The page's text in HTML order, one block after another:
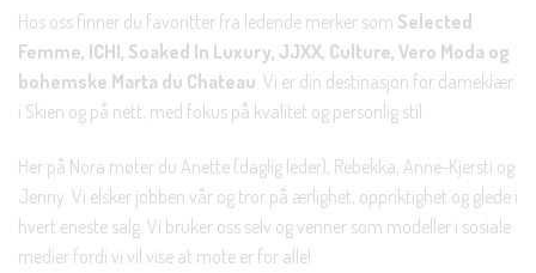
Hos oss finner du favoritter fra ledende merker som Selected
Femme, ICHI, Soaked In Luxury, JJXX, Culture, Vero Moda og
bohemske Marta du Chateau. Vi er din destinasjon for dameklær
i Skien og på nett, med fokus på kvalitet og personlig stil.
Her på Nora møter du Anette (daglig leder), Rebekka, Anne-Kjersti og
Jenny. Vi elsker jobben vår og tror på ærlighet, oppriktighet og glede i
hvert eneste salg. Vi bruker oss selv og venner som modeller i sosiale
medier fordi vi vil vise at mote er for alle!
Nei takk, Jeg er ikke interessert